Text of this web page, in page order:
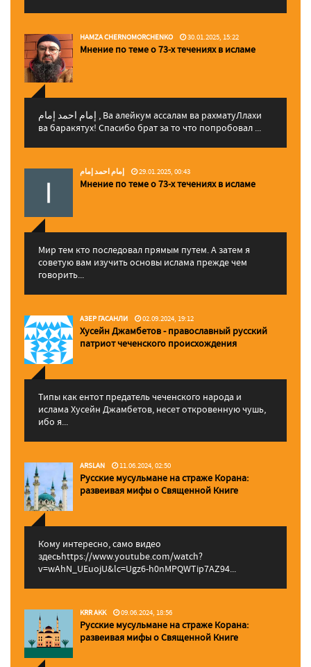
HAMZA CHERNOMORCHENKO 30.01.2025, 15:22
Мнение по теме о 73-х течениях в исламе
إمام احمد إمام , Ва алейкум ассалам ва рахматуЛлахи
ва баракятух! Спасибо брат за то что попробовал ...
إمام احمد إمام 29.01.2025, 00:43
Мнение по теме о 73-х течениях в исламе
Мир тем кто последовал прямым путем. А затем я
советую вам изучить основы ислама прежде чем
говорить...
АЗЕР ГАСАНЛИ 02.09.2024, 19:12
Хусейн Джамбетов - православный русский
патриот чеченского происхождения
Типы как ентот предатель чеченского народа и
ислама Хусейн Джамбетов, несет откровенную чушь,
ибо я...
ARSLAN 11.06.2024, 02:50
Русские мусульмане на страже Корана:
pазвеивая мифы о Священной Книге
Кому интересно, само видео
здесьhttps://www.youtube.com/watch?
v=wAhN_UEuojU&lc=Ugz6-h0nMPQWTip7AZ94...
KRR AKK 09.06.2024, 18:56
Русские мусульмане на страже Корана:
pазвеивая мифы о Священной Книге